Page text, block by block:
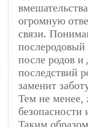
огромную
связи.
после родов и
последствий
заменит
Тем не менее,
Таким